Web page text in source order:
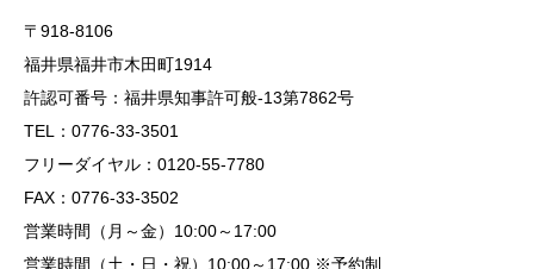
〒918-8106
福井県福井市木田町1914
許認可番号：福井県知事許可般-13第7862号
TEL：0776-33-3501
フリーダイヤル：0120-55-7780
FAX：0776-33-3502
営業時間（月～金）10:00～17:00
営業時間（土・日・祝）10:00～17:00 ※予約制